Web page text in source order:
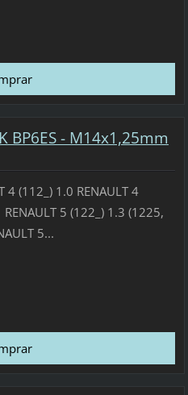
BP6ES - M14x1,25mm
4 (112_) 1.0 RENAULT 4
RENAULT 5 (122_) 1.3 (1225,
5...